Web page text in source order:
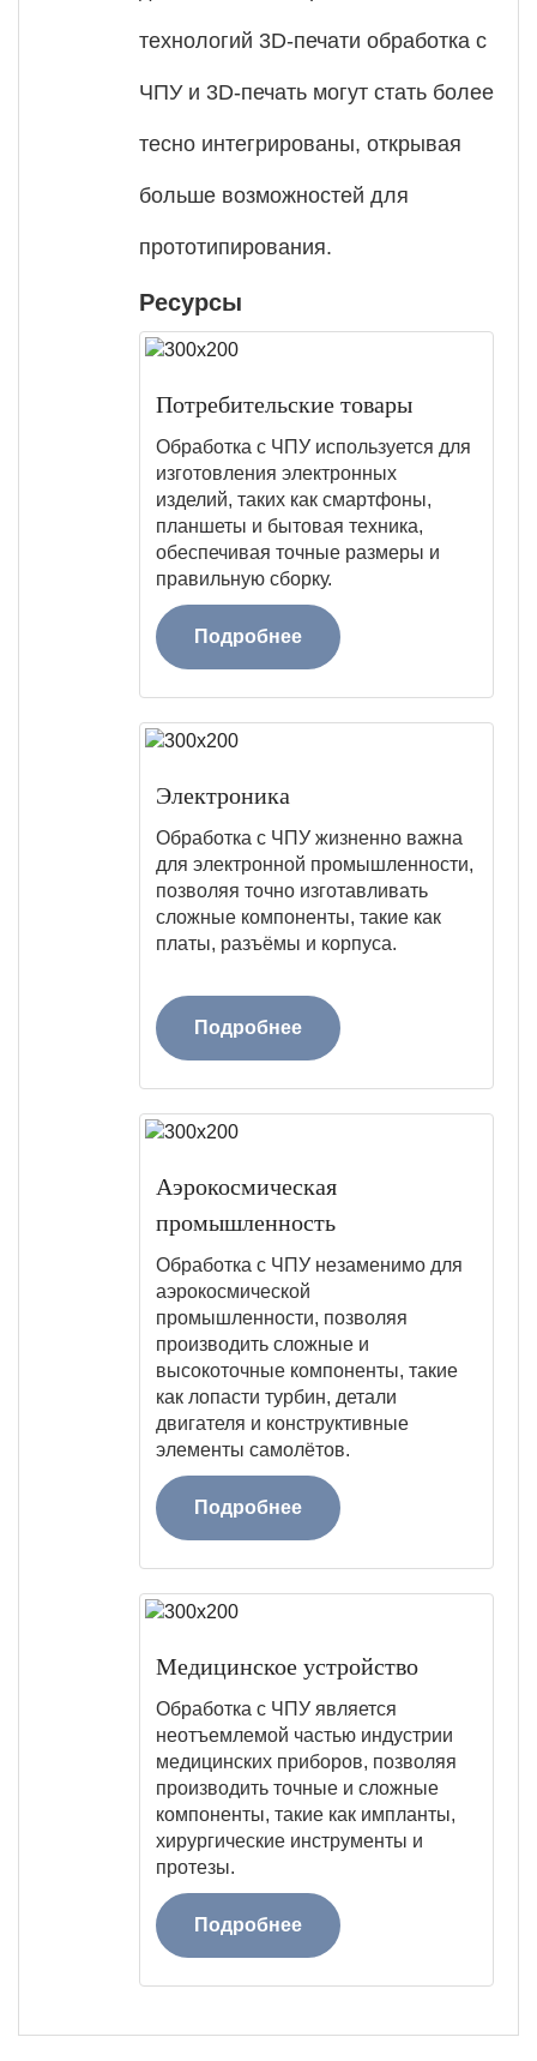
технологий 3D-печати обработка с
ЧПУ и 3D-печать могут стать более
тесно интегрированы, открывая
больше возможностей для
прототипирования.
Ресурсы
Потребительские товары
Обработка с ЧПУ используется для
изготовления электронных
изделий, таких как смартфоны,
планшеты и бытовая техника,
обеспечивая точные размеры и
правильную сборку.
Подробнее
Электроника
Обработка с ЧПУ жизненно важна
для электронной промышленности,
позволяя точно изготавливать
сложные компоненты, такие как
платы, разъёмы и корпуса.
Подробнее
Аэрокосмическая
промышленность
Обработка с ЧПУ незаменимо для
аэрокосмической
промышленности, позволяя
производить сложные и
высокоточные компоненты, такие
как лопасти турбин, детали
двигателя и конструктивные
элементы самолётов.
Подробнее
Медицинское устройство
Обработка с ЧПУ является
неотъемлемой частью индустрии
медицинских приборов, позволяя
производить точные и сложные
компоненты, такие как импланты,
хирургические инструменты и
протезы.
Подробнее